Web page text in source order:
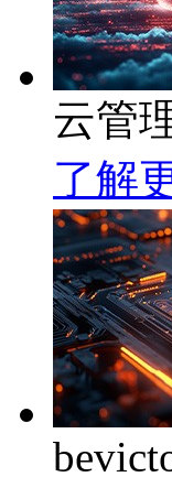
云管
了解